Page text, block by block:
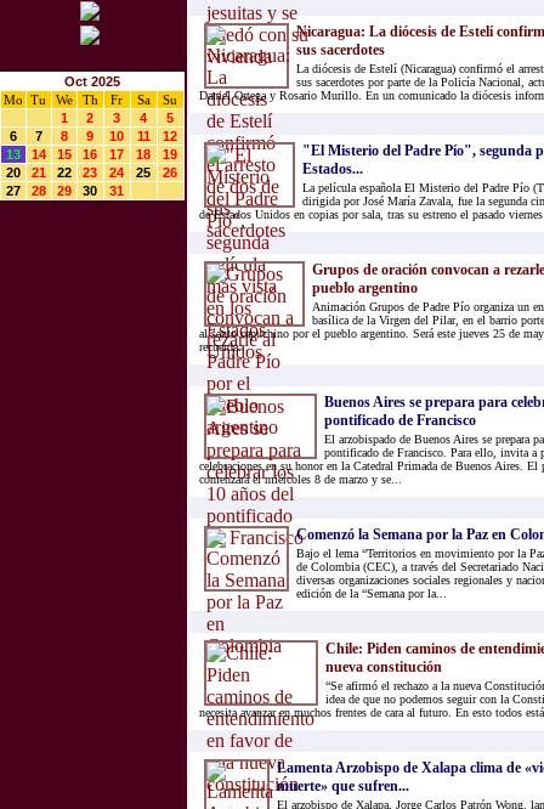
Oct 2025
Mo
Tu We Th Fr Sa
Su
1
2 3 4
5
6
7 8 9 10 11
12
13
14 15 16 17 18
19
20
21 22 23 24 25
26
27
28 29 30 31
Nicaragua: La diócesis de Estelí
sus sacerdotes
La diócesis de Estelí (Nicaragua) confirmó el
sus sacerdotes por parte de la Policía Nacional,
Daniel Ortega y Rosario Murillo. En un comunicado la diócesis
"El Misterio del Padre Pío", segunda
Estados...
La película española El Misterio del Padre Pío
dirigida por José María Zavala, fue la segunda
de Estados Unidos en copias por sala, tras su estreno el pasado
Grupos de oración convocan a
pueblo argentino
Animación Grupos de Padre Pío organiza un
basílica de la Virgen del Pilar, en el barrio
al santo capuchino por el pueblo argentino. Será este jueves 25 de
recuerda...
Buenos Aires se prepara para
pontificado de Francisco
El arzobispado de Buenos Aires se prepara
pontificado de Francisco. Para ello, invita a
celebraciones en su honor en la Catedral Primada de Buenos Aires. El
comenzará el miércoles 8 de marzo y se...
Comenzó la Semana por la Paz en
Bajo el lema “Territorios en movimiento por la
de Colombia (CEC), a través del Secretariado
diversas organizaciones sociales regionales y
edición de la “Semana por la...
Chile: Piden caminos de
nueva constitución
“Se afirmó el rechazo a la nueva
idea de que no podemos seguir con la
necesita avanzar en muchos frentes de cara al futuro. En esto todos
Lamenta Arzobispo de Xalapa clima de
muerte» que sufren...
El arzobispo de Xalapa, Jorge Carlos Patrón Wong,